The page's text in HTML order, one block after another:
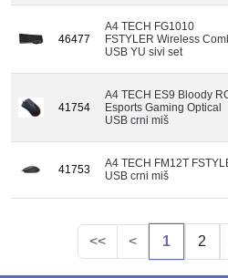
46477
A4 TECH FG1010
FSTYLER Wireless
USB YU sivi set
41754
A4 TECH ES9 Bloody
Esports Gaming Optical
USB crni miš
41753
A4 TECH FM12T
USB crni miš
<< < 1 2